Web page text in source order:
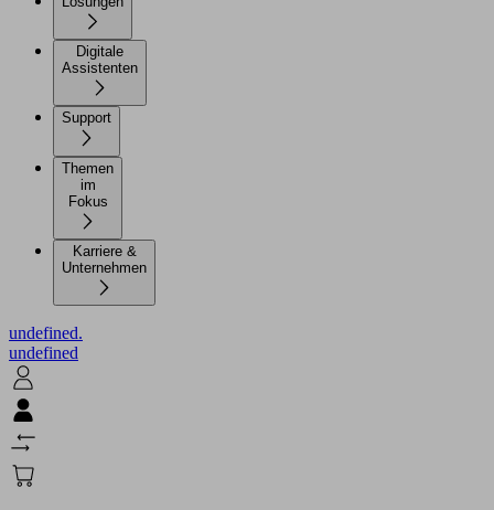
Digitale
Assistenten
Support
Themen
im
Karriere &
Unternehmen
undefined.
undefined